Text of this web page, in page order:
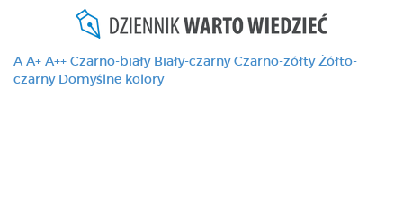
A A+ A++ Czarno-biały Biały-czarny Czarno-żółty Żółto-
czarny Domyślne kolory